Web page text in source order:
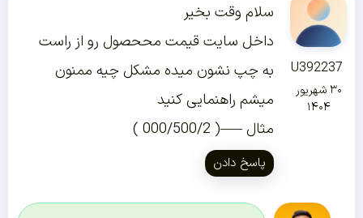
U392237
۳۰ شهریور
۱۴۰۴
سلام وقت بخیر
داخل سایت قیمت مححصول رو از راست
به چپ نشون میده مشکل چیه ممنون
میشم راهنمایی کنید
مثال —–( 000/500/2 )
پاسخ دادن